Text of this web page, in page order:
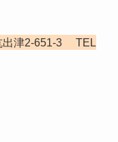
出津2-651-3 TEL